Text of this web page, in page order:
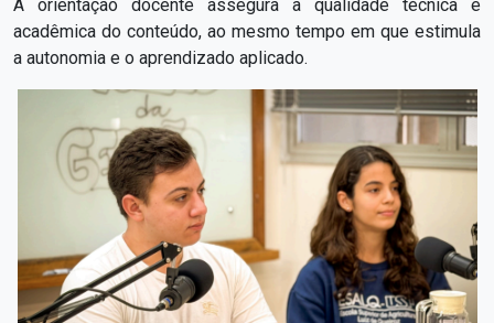
A orientação docente assegura a qualidade técnica e
acadêmica do conteúdo, ao mesmo tempo em que estimula
a autonomia e o aprendizado aplicado.